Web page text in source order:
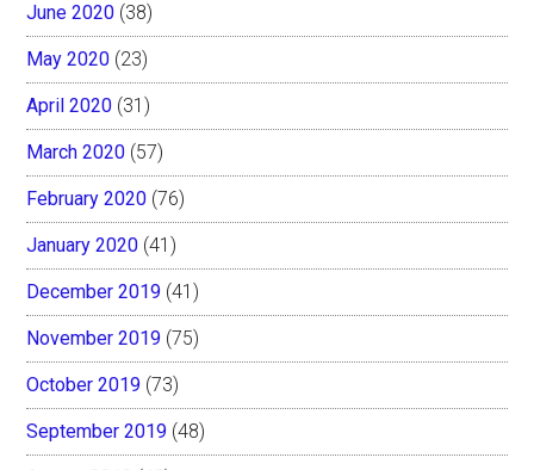
June 2020 (38)
May 2020 (23)
April 2020 (31)
March 2020 (57)
February 2020 (76)
January 2020 (41)
December 2019 (41)
November 2019 (75)
October 2019 (73)
September 2019 (48)